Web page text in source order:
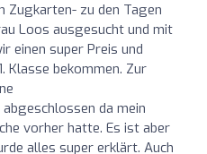
Zugkarten- zu den Tagen
Loos ausgesucht und mit
einen super Preis und
Klasse bekommen. Zur
da mein
vorher hatte. Es ist aber
alles super erklärt. Auch